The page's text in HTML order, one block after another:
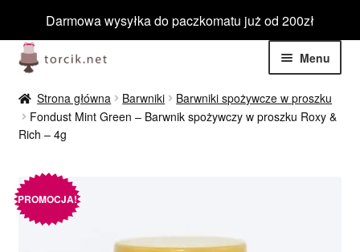
Darmowa wysyłka do paczkomatu już od 200zł
Przejdź
do
nawigacji
Przejdź
do
treści
Menu
Jadalne
Rozwiń
menu
Niejadalne
Barwniki spożywcze
Tematyczne
Strona główna Barwniki
Barwniki spożywcze w proszku
Fondust Mint Green – Barwnik spożywczy w proszku Roxy &
Rich – 4g
PROMOCJA!